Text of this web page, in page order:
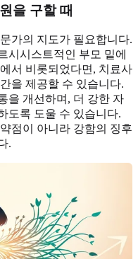
을 구할 때
가의 지도가 필요합니다.
시시스트적인 부모 밑에
서 비롯되었다면, 치료사
을 제공할 수 있습니다.
을 개선하며, 더 강한 자
도록 도울 수 있습니다.
점이 아니라 강함의 징후
.